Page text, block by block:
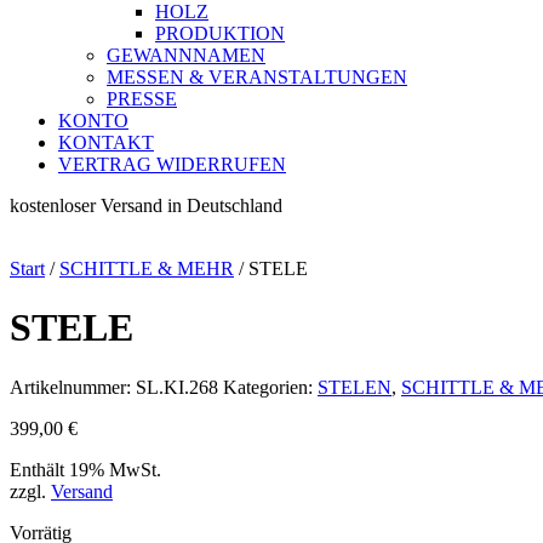
HOLZ
PRODUKTION
GEWANNNAMEN
MESSEN & VERANSTALTUNGEN
PRESSE
KONTO
KONTAKT
VERTRAG WIDERRUFEN
kostenloser Versand in Deutschland
Start / SCHITTLE & MEHR / STELE
STELE
Artikelnummer: SL.KI.268 Kategorien: STELEN, SCHITTLE &
399,00 €
Enthält 19% MwSt.
zzgl. Versand
Vorrätig